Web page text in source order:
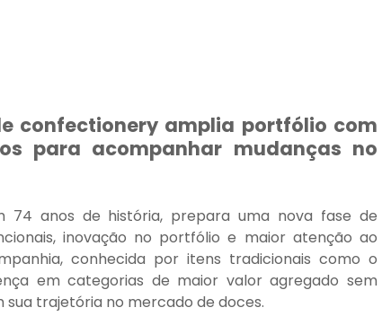
confectionery amplia portfólio com
para acompanhar mudanças no
74 anos de história, prepara uma nova fase de
inovação no portfólio e maior atenção ao
conhecida por itens tradicionais como o
em categorias de maior valor agregado sem
trajetória no mercado de doces.